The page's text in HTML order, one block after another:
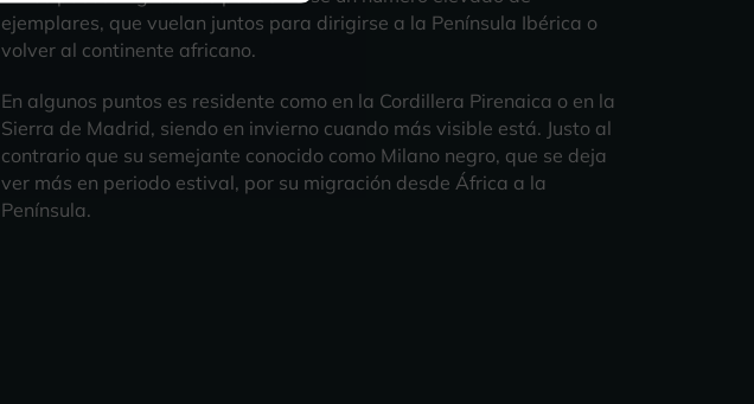
ejemplares, que vuelan juntos para dirigirse a la Península Ibérica o
volver al continente africano.
En algunos puntos es residente como en la Cordillera Pirenaica o en la
Sierra de Madrid, siendo en invierno cuando más visible está. Justo al
contrario que su semejante conocido como Milano negro, que se deja
ver más en periodo estival, por su migración desde África a la
Península.